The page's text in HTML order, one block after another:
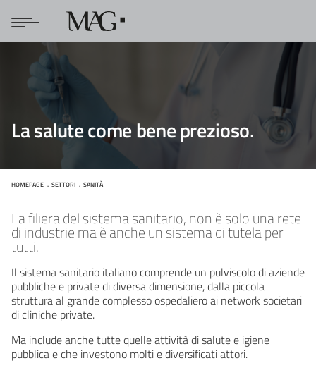
La salute come bene prezioso.
HOMEPAGE SETTORI SANITÀ
Sanità
La filiera del sistema sanitario, non è solo una rete
di industrie ma è anche un sistema di tutela per
tutti.
Il sistema sanitario italiano comprende un pulviscolo di aziende
pubbliche e private di diversa dimensione, dalla piccola
struttura al grande complesso ospedaliero ai network societari
di cliniche private.
Ma include anche tutte quelle attività di salute e igiene
pubblica e che investono molti e diversificati attori.